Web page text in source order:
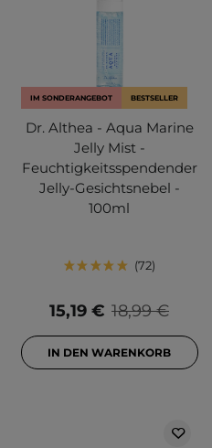
IM SONDERANGEBOT BESTSELLER
Dr. Althea - Aqua Marine
Jelly Mist -
Feuchtigkeitsspendender
Jelly-Gesichtsnebel -
100ml
72
18,99 €
15,19 €
IN DEN WARENKORB